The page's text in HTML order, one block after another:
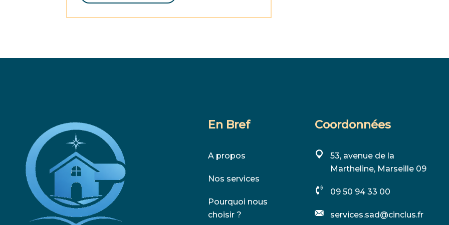
En Bref
A propos
Nos services
Pourquoi nous
choisir ?
Coordonnées
53, avenue de la
Martheline, Marseille 09
09 50 94 33 00
services.sad@cinclus.fr